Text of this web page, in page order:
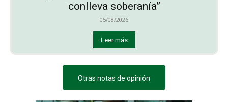
conlleva soberanía”
05/08/2026
Leer más
Otras notas de opinión